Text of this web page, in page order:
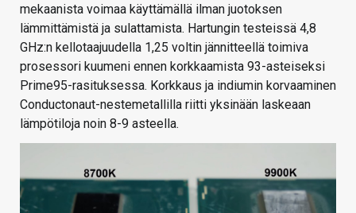
mekaanista voimaa käyttämällä ilman juotoksen
lämmittämistä ja sulattamista. Hartungin testeissä 4,8
GHz:n kellotaajuudella 1,25 voltin jännitteellä toimiva
prosessori kuumeni ennen korkkaamista 93-asteiseksi
Prime95-rasituksessa. Korkkaus ja indiumin korvaaminen
Conductonaut-nestemetallilla riitti yksinään laskeaan
lämpötiloja noin 8-9 asteella.